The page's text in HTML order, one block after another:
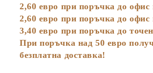
2,60 евро при поръчка до офис
2,60 евро при поръчка до офис
3,40 евро при поръчка до
При поръчка над 50 евро
безплатна доставка!